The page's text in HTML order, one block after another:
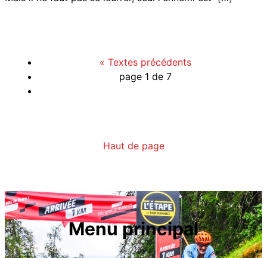
« Textes précédents
page active">
page 1 de 7
Haut de page
Menu principal